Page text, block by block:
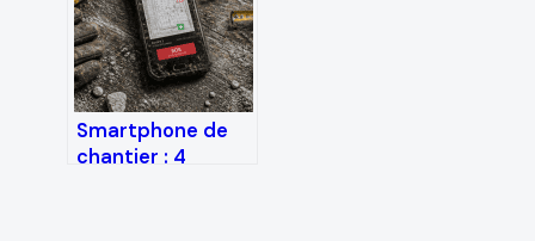
Smartphone de
chantier : 4